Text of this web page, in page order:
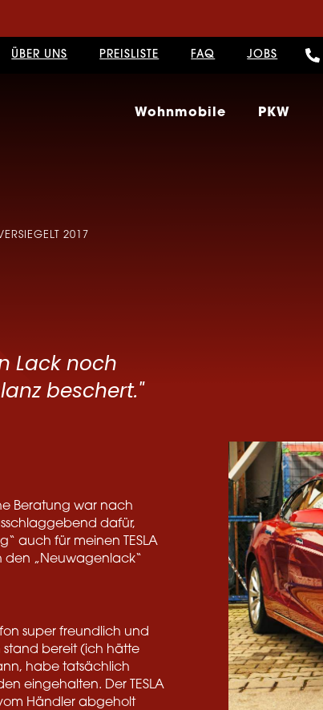
ÜBER UNS PREISLISTE FAQ JOBS
Wohnmobile PKW
2017
Lack noch
beschert."
Beratung war nach
dafür,
auch für meinen TESLA
den „Neuwagenlack“
super freundlich und
stand bereit (ich hätte
habe tatsächlich
eingehalten. Der TESLA
Händler abgeholt